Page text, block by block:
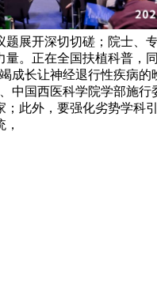
展开深切切磋；院士、
。正在全国扶植科普，
长让神经退行性疾病
国西医科学院学部施
此外，要强化劣势学科